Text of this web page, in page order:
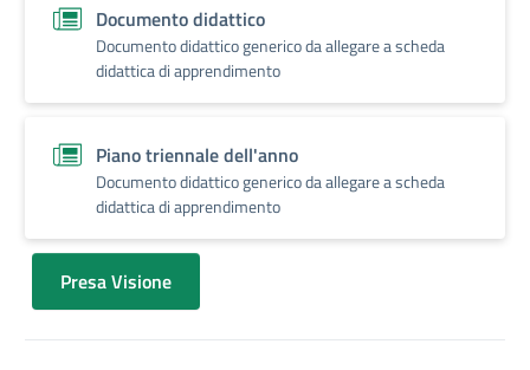
Documento didattico
Documento didattico generico da allegare a scheda
didattica di apprendimento
Piano triennale dell'anno
Documento didattico generico da allegare a scheda
didattica di apprendimento
Presa Visione